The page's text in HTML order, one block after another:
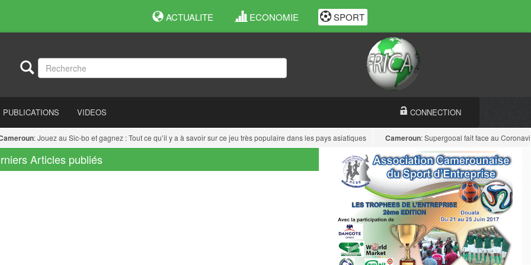
ACTUALITE ECONOMIE SPORT
PUBLICATIONS VIDEOS CONNECTION
: Jouez au Sic-bo et gagnez : Tout ce qu’il y a à savoir sur ce jeu très populaire dans les pays asiatiques Cameroun: Supergooal fait face au Coronavirus
Articles publiés